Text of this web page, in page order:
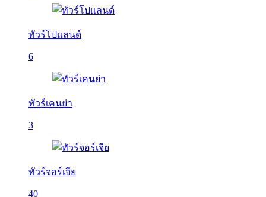
ทัวร์โปแลนด์
6
ทัวร์เคนย่า
3
ทัวร์จอร์เจีย
40